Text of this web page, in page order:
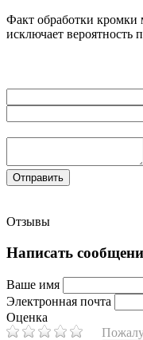
Факт обработки кромки
исключает вероятность
Отзывы
Написать
Ваше имя
Электронная почта
Оценка